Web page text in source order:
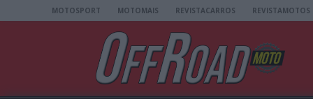
MOTOSPORT MOTOMAIS REVISTACARROS REVISTAMOTOS